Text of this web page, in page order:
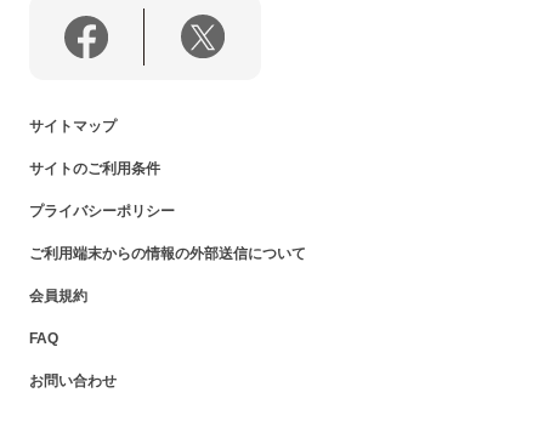
サイトマップ
サイトのご利用条件
プライバシーポリシー
ご利用端末からの情報の外部送信について
会員規約
FAQ
お問い合わせ